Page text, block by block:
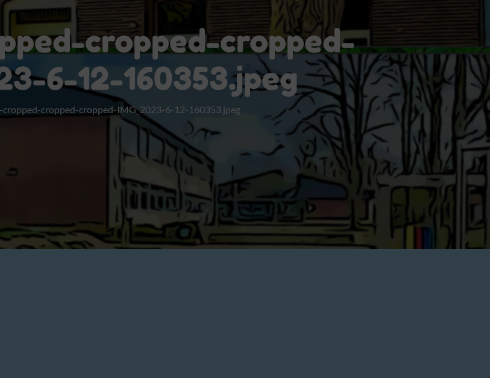
cropped-cropped-
6-12-160353.jpeg
cropped-cropped-cropped-IMG_2023-6-12-160353.jpeg